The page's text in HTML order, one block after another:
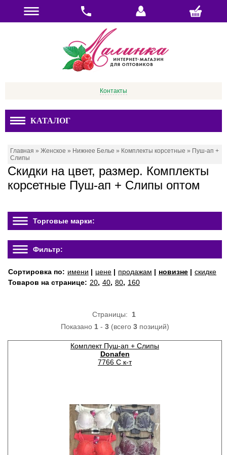
Контакты
КАТАЛОГ
Главная » Женское » Нижнее Белье » Комплекты корсетные » Пуш-ап +
Слипы
Скидки на цвет, размер. Комплекты
корсетные Пуш-ап + Слипы оптом
Торговые марки:
Фильтр:
Сортировка по: имени | цене | продажам | новизне | скидке
Товаров на странице: 20, 40, 80, 160
Страницы: 1
Показано 1- 3(всего 3позиций)
Комплект Пуш-ап + Слипы
Donafen
7766 C к-т